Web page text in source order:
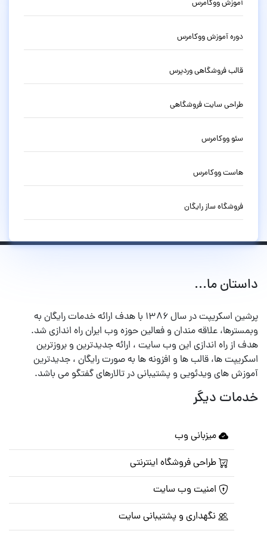
آموزش ووکامرس
دوره آموزش ووکامرس
قالب فروشگاهی وردپرس
طراحی سایت فروشگاهی
سئو ووکامرس
هاست ووکامرس
فروشگاه ساز رایگان
داستان ما...
پرشین اسکریپت در سال ۱۳۸۶ با هدف ارائه خدمات رایگان به
وبمسترها، علاقه مندان و فعالین حوزه وب ایران راه اندازی شد.
هدف از راه اندازی این وب سایت ، ارائه جدیدترین و بروزترین
اسکریپت ها، قالب ها و افزونه ها به صورت رایگان ، جدیدترین
آموزش های ویدئویی و پشتیبانی در تالارهای گفتگو می باشد.
خدمات دیگر
میزبانی وب
طراحی فروشگاه اینترنتی
امنیت وب سایت
نگهداری و پشتیبانی سایت